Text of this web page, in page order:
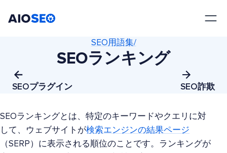
SEOプラグイン
SEO用語集/
SEOランキング
SEO詐欺
SEOランキングとは、特定のキーワードやクエリに対
して、ウェブサイトが検索エンジンの結果ページ
（SERP）に表示される順位のことです。ランキングが